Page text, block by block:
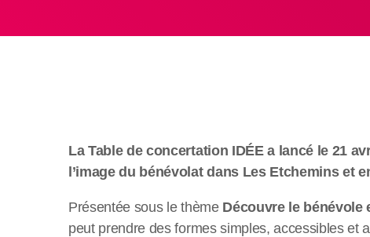
La Table de concertation IDÉE a lancé le 21
l’image du bénévolat dans Les Etchemins et
Présentée sous le thème Découvre le bénévole
peut prendre des formes simples, accessibles et